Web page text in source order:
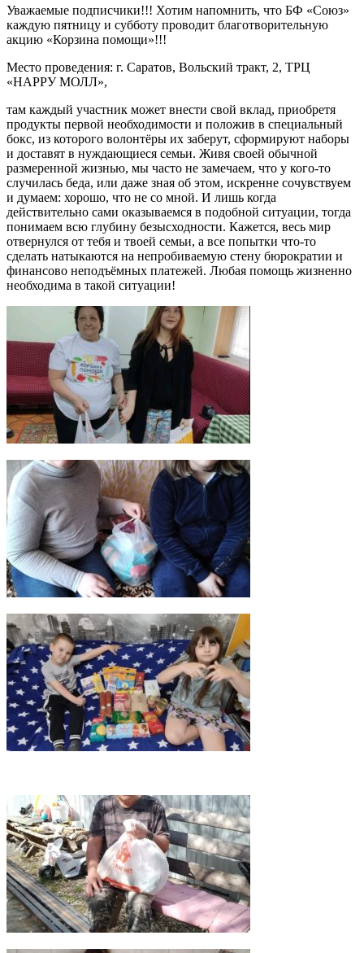
Уважаемые подписчики!!! Хотим напомнить, что БФ «Союз»
каждую пятницу и субботу проводит благотворительную
акцию «Корзина помощи»!!!
Место проведения: г. Саратов, Вольский тракт, 2, ТРЦ
«НАРРУ МОЛЛ»,
там каждый участник может внести свой вклад, приобретя
продукты первой необходимости и положив в специальный
бокс, из которого волонтёры их заберут, сформируют наборы
и доставят в нуждающиеся семьи. Живя своей обычной
размеренной жизнью, мы часто не замечаем, что у кого-то
случилась беда, или даже зная об этом, искренне сочувствуем
и думаем: хорошо, что не со мной. И лишь когда
действительно сами оказываемся в подобной ситуации, тогда
понимаем всю глубину безысходности. Кажется, весь мир
отвернулся от тебя и твоей семьи, а все попытки что-то
сделать натыкаются на непробиваемую стену бюрократии и
финансово неподъёмных платежей. Любая помощь жизненно
необходима в такой ситуации!